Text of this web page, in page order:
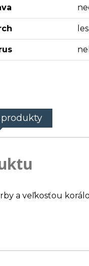
a veľkosťou